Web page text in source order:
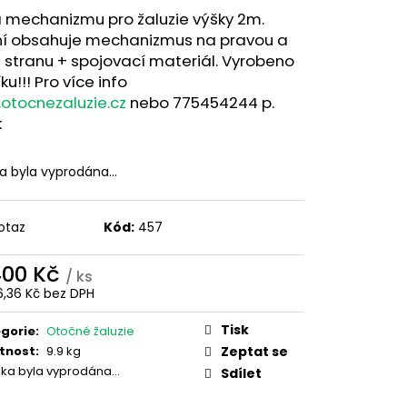
mechanizmu pro žaluzie výšky 2m.
obsahuje mechanizmus na pravou a
stranu + spojovací materiál. Vyrobeno
Pro více info
nebo 775454244 p.
byla vyprodána…
Kód: 457
Kč / ks
Kč bez DPH
: Otočné žaluzie
: 9.9 kg
byla vyprodána…
Tisk
Zeptat se
Sdílet